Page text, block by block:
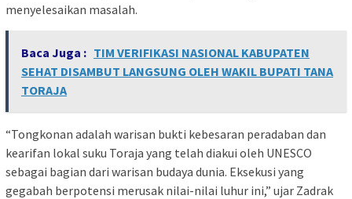
menyelesaikan masalah.
Baca Juga : TIM VERIFIKASI NASIONAL KABUPATEN
SEHAT DISAMBUT LANGSUNG OLEH WAKIL BUPATI TANA
TORAJA
“Tongkonan adalah warisan bukti kebesaran peradaban dan
kearifan lokal suku Toraja yang telah diakui oleh UNESCO
sebagai bagian dari warisan budaya dunia. Eksekusi yang
gegabah berpotensi merusak nilai-nilai luhur ini,” ujar Zadrak